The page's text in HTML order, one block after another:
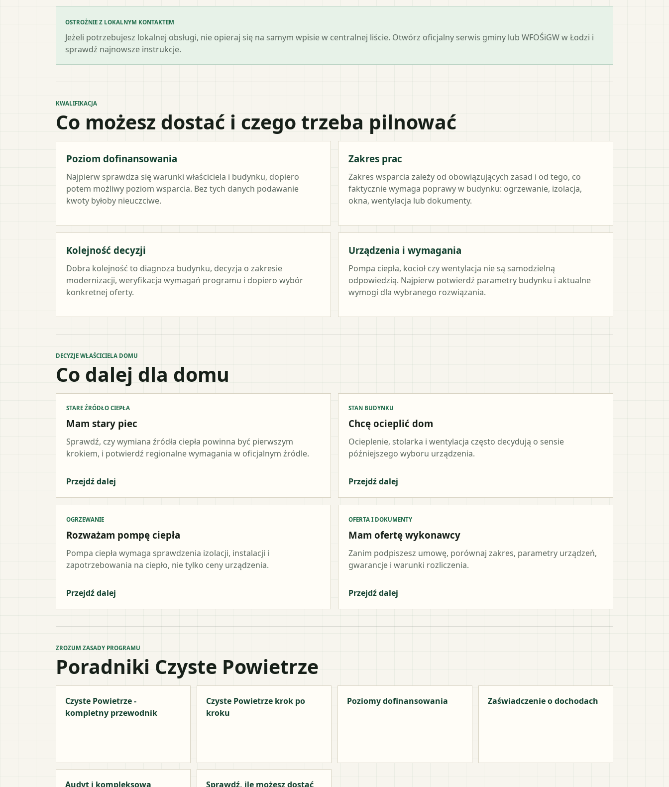
OSTROŻNIE Z LOKALNYM KONTAKTEM
Jeżeli potrzebujesz lokalnej obsługi, nie opieraj się na samym wpisie w centralnej liście. Otwórz oficjalny serwis gminy lub WFOŚiGW w Łodzi i
sprawdź najnowsze instrukcje.
KWALIFIKACJA
Co możesz dostać i czego trzeba pilnować
Poziom dofinansowania
Najpierw sprawdza się warunki właściciela i budynku, dopiero
potem możliwy poziom wsparcia. Bez tych danych podawanie
kwoty byłoby nieuczciwe.
Zakres prac
Zakres wsparcia zależy od obowiązujących zasad i od tego, co
faktycznie wymaga poprawy w budynku: ogrzewanie, izolacja,
okna, wentylacja lub dokumenty.
Kolejność decyzji
Dobra kolejność to diagnoza budynku, decyzja o zakresie
modernizacji, weryfikacja wymagań programu i dopiero wybór
konkretnej oferty.
Urządzenia i wymagania
Pompa ciepła, kocioł czy wentylacja nie są samodzielną
odpowiedzią. Najpierw potwierdź parametry budynku i aktualne
wymogi dla wybranego rozwiązania.
DECYZJE WŁAŚCICIELA DOMU
Co dalej dla domu
STARE ŹRÓDŁO CIEPŁA
Mam stary piec
Sprawdź, czy wymiana źródła ciepła powinna być pierwszym
krokiem, i potwierdź regionalne wymagania w oficjalnym źródle.
Przejdź dalej
STAN BUDYNKU
Chcę ocieplić dom
Ocieplenie, stolarka i wentylacja często decydują o sensie
późniejszego wyboru urządzenia.
Przejdź dalej
OGRZEWANIE
Rozważam pompę ciepła
Pompa ciepła wymaga sprawdzenia izolacji, instalacji i
zapotrzebowania na ciepło, nie tylko ceny urządzenia.
Przejdź dalej
OFERTA I DOKUMENTY
Mam ofertę wykonawcy
Zanim podpiszesz umowę, porównaj zakres, parametry urządzeń,
gwarancje i warunki rozliczenia.
Przejdź dalej
ZROZUM ZASADY PROGRAMU
Poradniki Czyste Powietrze
Czyste Powietrze -
kompletny przewodnik
Czyste Powietrze krok po
kroku
Poziomy dofinansowania Zaświadczenie o dochodach
Audyt i kompleksowa Sprawdź, ile możesz dostać